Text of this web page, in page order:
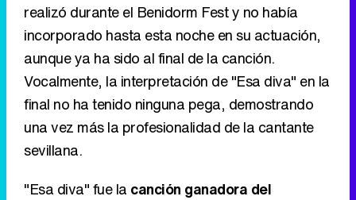
realizó durante el Benidorm Fest y no había
incorporado hasta esta noche en su actuación,
aunque ya ha sido al final de la canción.
Vocalmente, la interpretación de "Esa diva" en la
final no ha tenido ninguna pega, demostrando
una vez más la profesionalidad de la cantante
sevillana.
"Esa diva" fue la canción ganadora del